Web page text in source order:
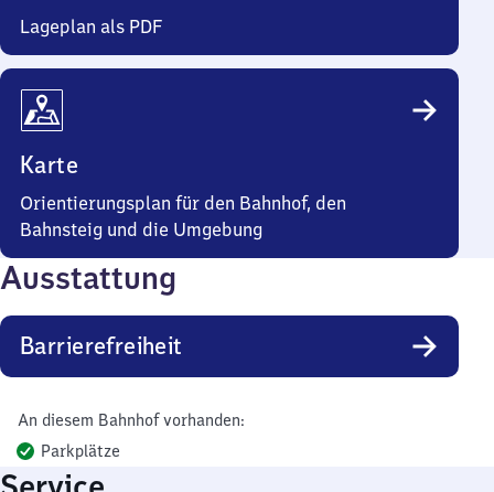
Lageplan als PDF
Karte
Orientierungsplan für den Bahnhof, den
Bahnsteig und die Umgebung
Ausstattung
Barrierefreiheit
An diesem Bahnhof vorhanden:
Parkplätze